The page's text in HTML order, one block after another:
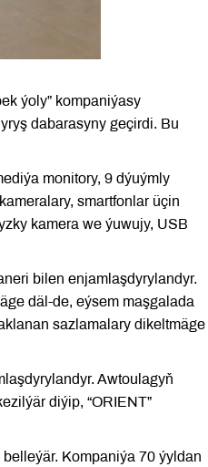
ýoly” kompaniýasy
dabarasyny geçirdi. Bu
monitory, 9 dýuýmly
smartfonlar üçin
kamera we ýuwujy, USB
bilen enjamlaşdyrylandyr.
däl-de, eýsem maşgalada
sazlamalary dikeltmäge
Awtoulagyň
diýip, “ORIENT”
Kompaniýa 70 ýyldan